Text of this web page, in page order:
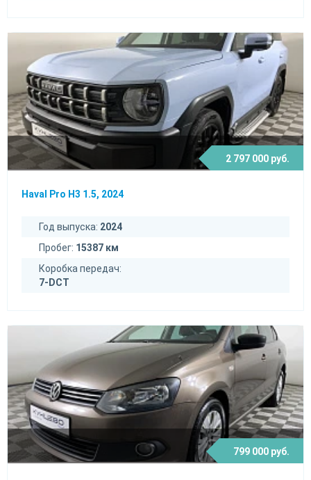
2 797 000 руб.
Haval Pro H3 1.5, 2024
Год выпуска: 2024
Пробег: 15387 км
Коробка передач:
7-DCT
799 000 руб.